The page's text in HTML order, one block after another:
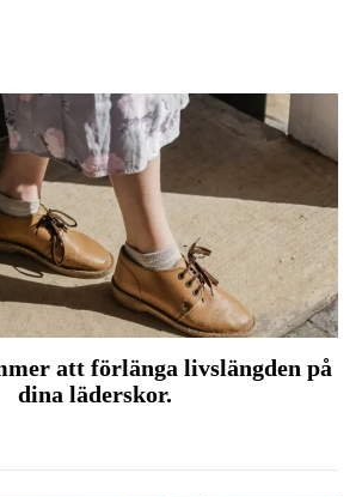
att förlänga livslängden på
dina läderskor.